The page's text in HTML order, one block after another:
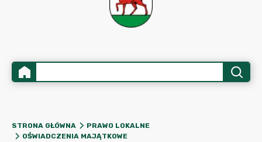
STRONA GŁÓWNA
PRAWO LOKALNE
OŚWIADCZENIA MAJĄTKOWE